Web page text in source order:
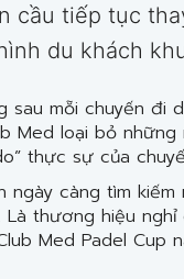
cầu tiếp tục
du khách
sau mỗi chuyến đi
Med loại bỏ
thực sự của
ngày càng tìm
thương hiệu
Med Padel